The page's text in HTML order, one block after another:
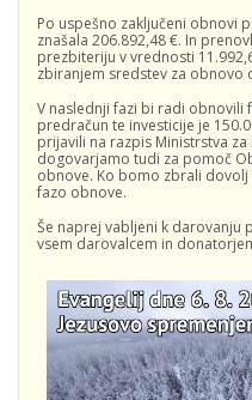
Po uspešno zaključeni obnovi
znašala 206.892,48 €. In
prezbiteriju v vrednosti
zbiranjem sredstev za obnovo
V naslednji fazi bi radi obnovili
predračun te investicije je
prijavili na razpis Ministrstva za
dogovarjamo tudi za pomoč
obnove. Ko bomo zbrali
fazo obnove.
Še naprej vabljeni k darovanju
vsem darovalcem in